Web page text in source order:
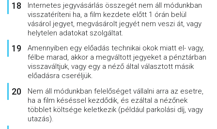
Internetes jegyvásárlás összegét nem áll módunkban
visszatéríteni ha, a film kezdete előtt 1 órán belül
vásárol jegyet, megvásárolt jegyét nem veszi át, vagy
helytelen adatokat szolgáltat.
Amennyiben egy előadás technikai okok miatt el- vagy,
félbe marad, akkor a megváltott jegyeket a pénztárban
visszaváltjuk, vagy egy a néző által választott másik
előadásra cseréljük.
Nem áll módunkban felelőséget vállalni arra az esetre,
ha a film késéssel kezdődik, és ezáltal a nézőnek
többlet költsége keletkezik (például parkolási díj, vagy
utazás).